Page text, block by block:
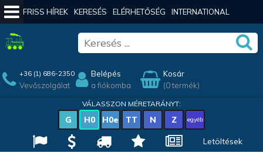
FRISS HÍREK KERESÉS ELÉRHETŐSÉG INTERNATIONAL
+36 (1) 686-2350
Vevőszolgálat
Belépés
a fiókomba
Kosár
(0 termék)
VÁLASSZON MÉRETARÁNYT:
G H0 H0e TT N Z egyéb
Letöltések